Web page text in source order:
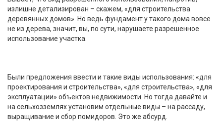
излишне детализирован – скажем, «для строительства
деревянных домов». Но ведь фундамент у такого дома вовсе
не из дерева, значит, вы, по сути, нарушаете разрешенное
использование участка.
Были предложения ввести и такие виды использования: «для
проектирования и строительства», «для строительства», «для
эксплуатации» объектов недвижимости. Но тогда давайте и
на сельхозземлях установим отдельные виды – на рассаду,
выращивание и сбор помидоров. Это же абсурд.